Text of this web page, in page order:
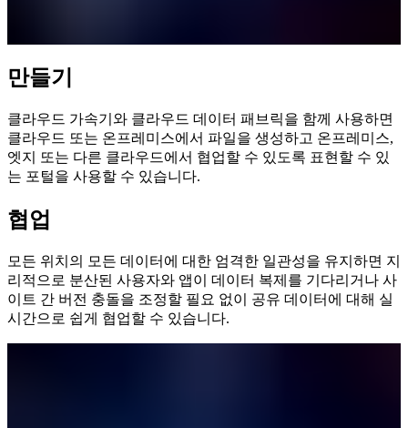
만들기
클라우드 가속기와 클라우드 데이터 패브릭을 함께 사용하면
클라우드 또는 온프레미스에서 파일을 생성하고 온프레미스,
엣지 또는 다른 클라우드에서 협업할 수 있도록 표현할 수 있
는 포털을 사용할 수 있습니다.
협업
모든 위치의 모든 데이터에 대한 엄격한 일관성을 유지하면 지
리적으로 분산된 사용자와 앱이 데이터 복제를 기다리거나 사
이트 간 버전 충돌을 조정할 필요 없이 공유 데이터에 대해 실
시간으로 쉽게 협업할 수 있습니다.